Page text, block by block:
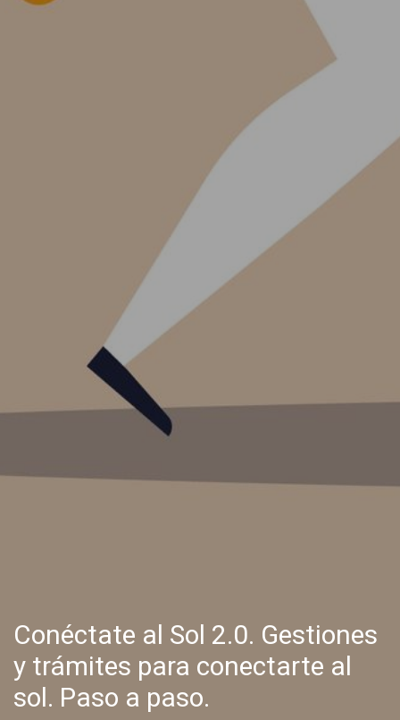
Conéctate al Sol 2.0. Gestiones
y trámites para conectarte al
sol. Paso a paso.